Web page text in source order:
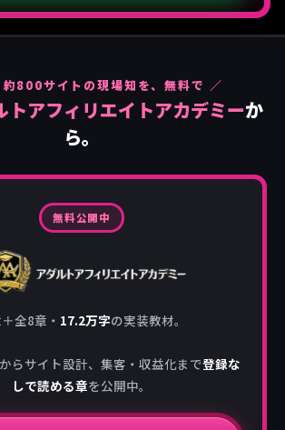
800サイトの現場知を、無料で ／
トアフィリエイトアカデミーか
ら。
無料公開中
全8章・ 17.2万字の実装教材。
らサイト設計、集客・収益化まで登録な
しで読める章を公開中。